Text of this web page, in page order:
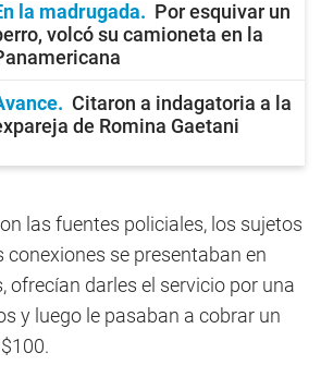
la madrugada
Por esquivar un
volcó su camioneta en la
Citaron a indagatoria a la
de Romina Gaetani
las fuentes policiales, los sujetos
conexiones se presentaban en
ofrecían darles el servicio por una
y luego le pasaban a cobrar un